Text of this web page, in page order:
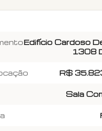
Edifício Cardoso
1308
R$
Sala